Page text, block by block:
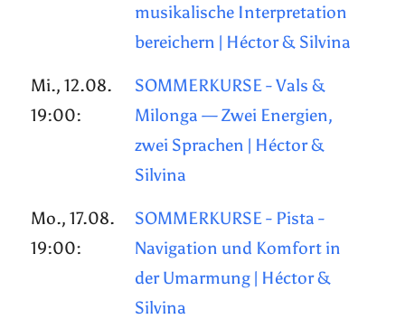
musikalische Interpretation
bereichern | Héctor & Silvina
Mi., 12.08.
19:00:
SOMMERKURSE - Vals &
Milonga — Zwei Energien,
zwei Sprachen | Héctor &
Silvina
Mo., 17.08.
19:00:
SOMMERKURSE - Pista -
Navigation und Komfort in
der Umarmung | Héctor &
Silvina